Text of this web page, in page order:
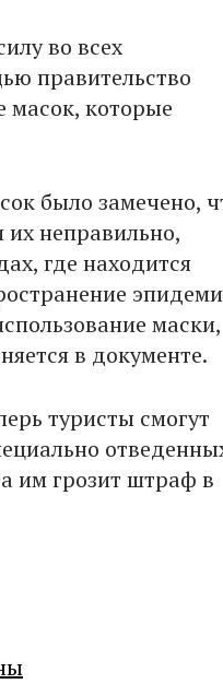
во всех
правительство
масок, которые
было замечено,
неправильно,
где находится
маски,
в документе.
туристы смогут
им грозит штраф в